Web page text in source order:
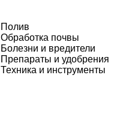
Полив
Обработка почвы
Болезни и вредители
Препараты и удобрения
Техника и инструменты